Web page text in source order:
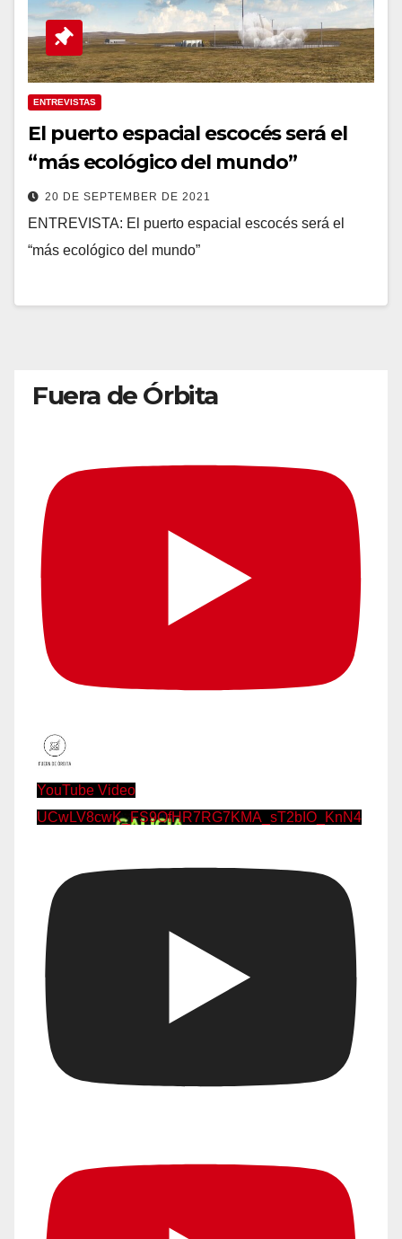
ENTREVISTAS
El puerto espacial escocés será el
“más ecológico del mundo”
20 DE SEPTEMBER DE 2021
ENTREVISTA: El puerto espacial escocés será el
“más ecológico del mundo”
Fuera de Órbita
YouTube Video
UCwLV8cwK_FS9OfHR7RG7KMA_sT2bIO_KnN4